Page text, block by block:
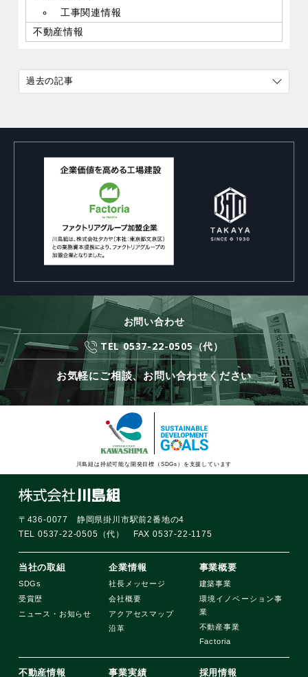
工事関連情報
不動産情報
過去の記事
お問い合わせ
TEL 0537-22-0505（代）
お気軽にご相談、お問い合わせください
川島組は持続可能な開発目標（SDGs）を支援しています
〒436-0077 静岡県掛川市駅前2番地の4
TEL 0537-22-0505（代） FAX 0537-22-1175
当社の取組
SDGs
受賞歴
ニュース・お知らせ
企業情報
社長メッセージ
会社概要
アクアセスマップ
沿革
事業概要
建築事業
環境イノベーション事
業
不動産事業
Factoria
不動産情報 事業実績 採用情報